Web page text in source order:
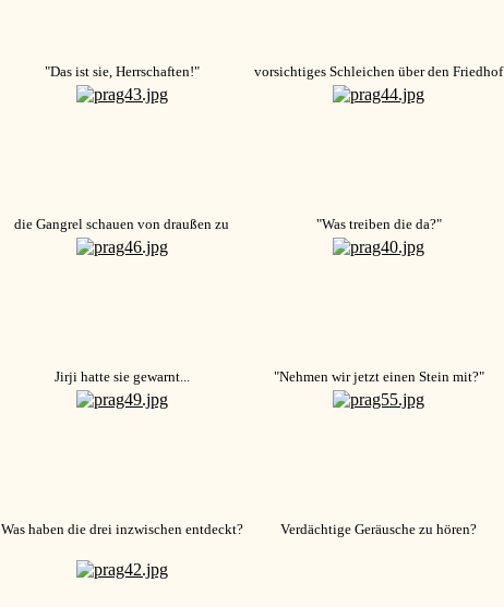
"Das ist sie, Herrschaften!" vorsichtiges Schleichen über den Friedhof
die Gangrel schauen von draußen zu "Was treiben die da?"
Jirji hatte sie gewarnt... "Nehmen wir jetzt einen Stein mit?"
Was haben die drei inzwischen entdeckt? Verdächtige Geräusche zu hören?